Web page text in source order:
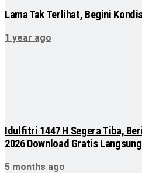
Lama Tak Terlihat, Begini
1 year ago
Idulfitri 1447 H Segera Tiba,
2026 Download Gratis
5 months ago